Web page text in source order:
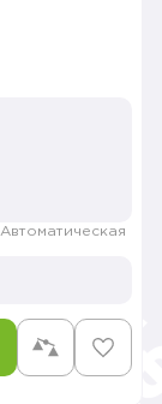
Автоматическая